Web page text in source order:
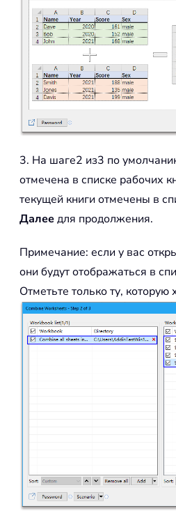
3. На шаге2 из3 по
отмечена в списке рабочих
текущей книги отмечены в
Далеедля продолжения.
Примечание: если у вас
они будут отображаться в
Отметьте только ту, которую